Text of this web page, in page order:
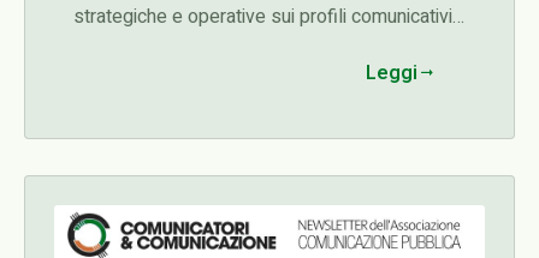
strategiche e operative sui profili comunicativi,
diverse fasi del ciclo delle attività di una
progettazione, affidamento, esecuzione,
rendicontazione)...
Leggi